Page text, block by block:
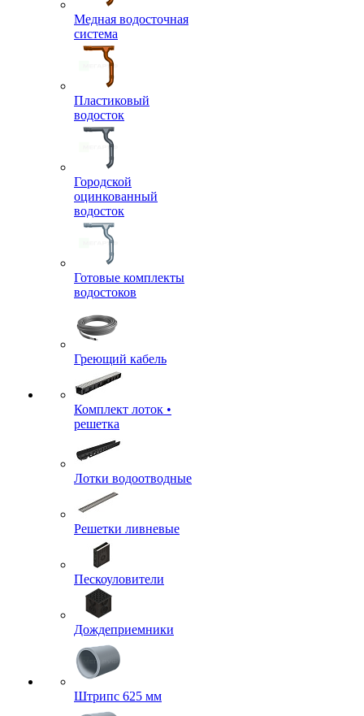
Медная водосточная
система
Пластиковый
водосток
Городской
оцинкованный
водосток
Готовые комплекты
водостоков
Греющий кабель
Комплект лоток •
решетка
Лотки водоотводные
Решетки ливневые
Пескоуловители
Дождеприемники
Штрипс 625 мм